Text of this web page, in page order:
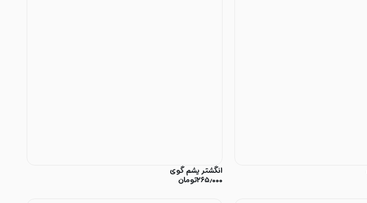
انگشتر یشم گوی
۲۶۵٫۰۰۰تومان